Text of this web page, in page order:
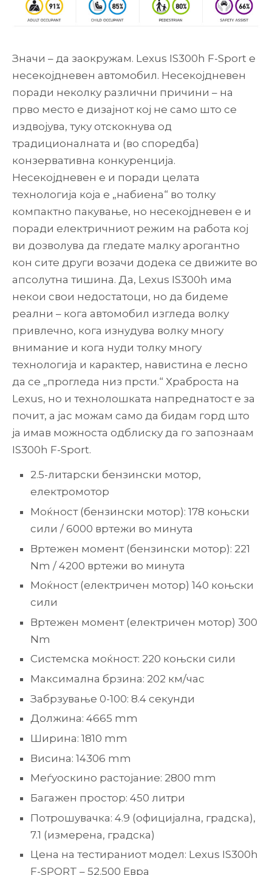
Значи – да заокружам. Lexus IS300h F-Sport е
несекојдневен автомобил. Несекојдневен
поради неколку различни причини – на
прво место е дизајнот кој не само што се
издвојува, туку отскокнува од
традиционалната и (во споредба)
конзервативна конкуренција.
Несекојдневен е и поради целата
технологија која е „набиена“ во толку
компактно пакување, но несекојдневен е и
поради електричниот режим на работа кој
ви дозволува да гледате малку арогантно
кон сите други возачи додека се движите во
апсолутна тишина. Да, Lexus IS300h има
некои свои недостатоци, но да бидеме
реални – кога автомобил изгледа волку
привлечно, кога изнудува волку многу
внимание и кога нуди толку многу
технологија и карактер, навистина е лесно
да се „прогледа низ прсти.“ Храброста на
Lexus, но и технолошката напреднатост е за
почит, а јас можам само да бидам горд што
ја имав можноста одблиску да го запознаам
IS300h F-Sport.
2.5-литарски бензински мотор,
електромотор
Моќност (бензински мотор): 178 коњски
сили / 6000 вртежи во минута
Вртежен момент (бензински мотор): 221
Nm / 4200 вртежи во минута
Моќност (електричен мотор) 140 коњски
сили
Вртежен момент (електричен мотор) 300
Nm
Системска моќност: 220 коњски сили
Максимална брзина: 202 км/час
Забрзување 0-100: 8.4 секунди
Должина: 4665 mm
Ширина: 1810 mm
Висина: 14306 mm
Меѓуоскино растојание: 2800 mm
Багажен простор: 450 литри
Потрошувачка: 4.9 (официјална, градска),
7.1 (измерена, градска)
Цена на тестираниот модел: Lexus IS300h
F-SPORT – 52.500 Евра